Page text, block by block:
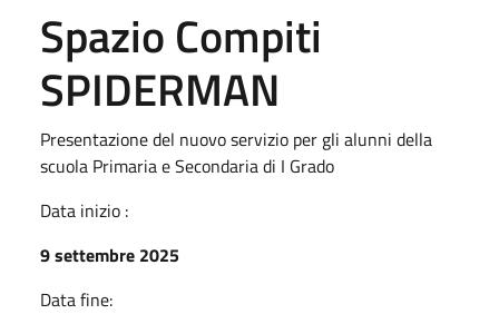
Spazio Compiti
SPIDERMAN
Presentazione del nuovo servizio per gli alunni della
scuola Primaria e Secondaria di I Grado
Data inizio :
9 settembre 2025
Data fine: